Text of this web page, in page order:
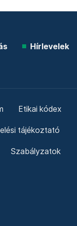
Hírlevelek
Etikai kódex
tájékoztató
Szabályzatok